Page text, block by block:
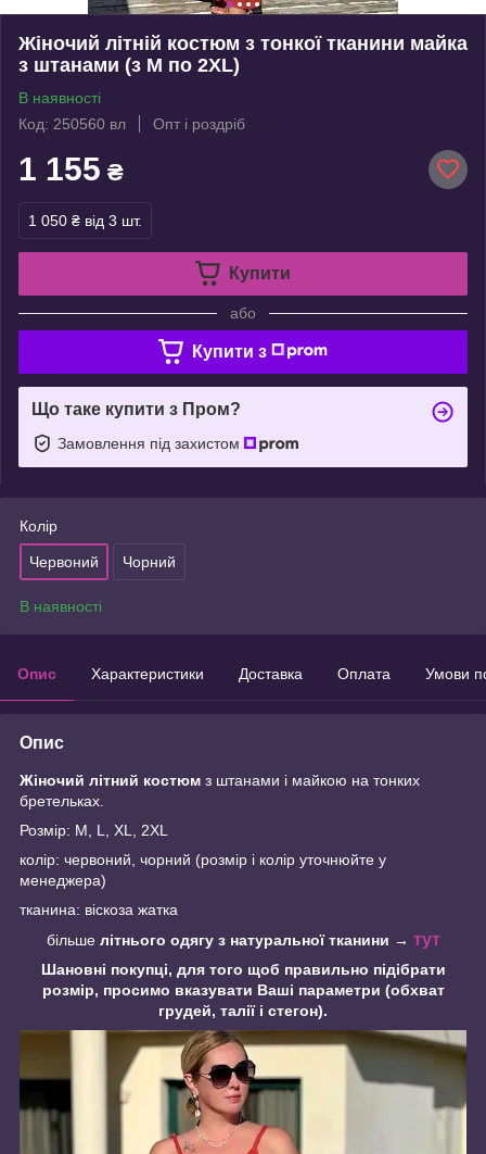
Жіночий літній костюм з тонкої тканини майка
з штанами (з M по 2XL)
В наявності
Код: 250560 вл
Опт і роздріб
1 155 ₴
1 050 ₴ від 3 шт.
Купити
або
Купити з
Що таке купити з Пром?
Замовлення під захистом
Колір
Червоний Чорний
В наявності
Опис Характеристики Доставка Оплата Умови
Опис
Жіночий літний костюм з штанами і майкою на тонких
бретельках.
Розмір: M, L, XL, 2XL
колір: червоний, чорний (розмір і колір уточнюйте у
менеджера)
тканина: віскоза жатка
більше літнього одягу з натуральної тканини → тут
Шановні покупці, для того щоб правильно підібрати
розмір, просимо вказувати Ваші параметри (обхват
грудей, талії і стегон).